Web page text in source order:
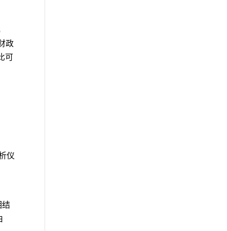
政
可
仪